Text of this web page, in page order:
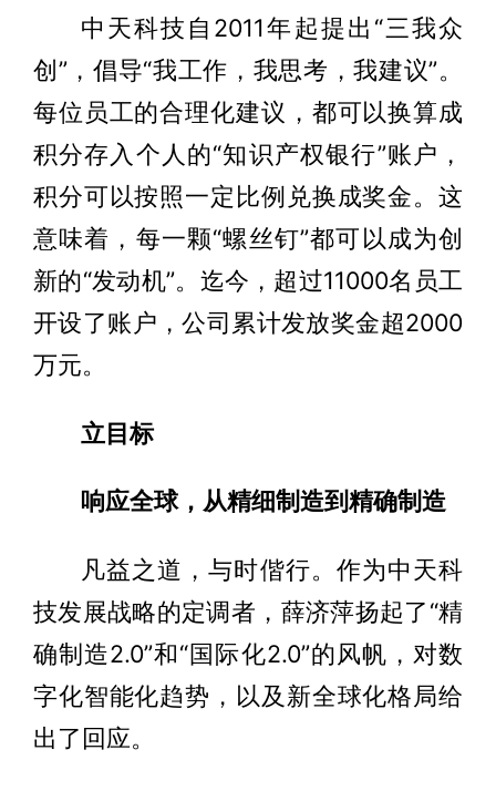
中天科技自2011年起提出“三我众
创”，倡导“我工作，我思考，我建议”。
每位员工的合理化建议，都可以换算成
积分存入个人的“知识产权银行”账户，
积分可以按照一定比例兑换成奖金。这
意味着，每一颗“螺丝钉”都可以成为创
新的“发动机”。迄今，超过11000名员工
开设了账户，公司累计发放奖金超2000
万元。
立目标
响应全球，从精细制造到精确制造
凡益之道，与时偕行。作为中天科
技发展战略的定调者，薛济萍扬起了“精
确制造2.0”和“国际化2.0”的风帆，对数
字化智能化趋势，以及新全球化格局给
出了回应。